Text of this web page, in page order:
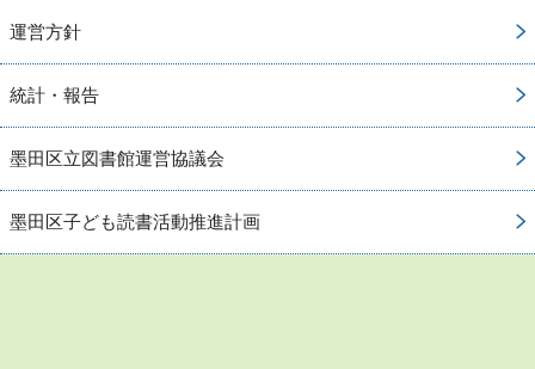
運営方針
統計・報告
墨田区立図書館運営協議会
墨田区子ども読書活動推進計画